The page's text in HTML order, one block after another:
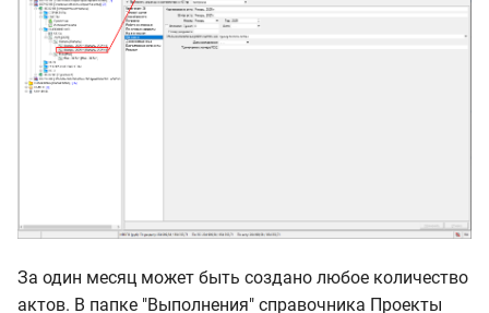
За один месяц может быть создано любое количество
актов. В папке "Выполнения" справочника Проекты